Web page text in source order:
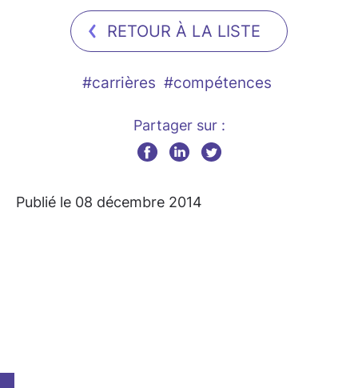
RETOUR À LA LISTE
#carrières #compétences
Partager sur :
Publié le 08 décembre 2014